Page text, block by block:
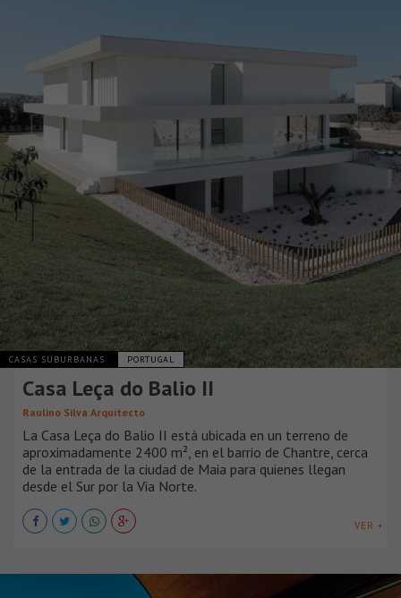
CASAS SUBURBANAS PORTUGAL
Casa Leça do Balio II
Raulino Silva Arquitecto
La Casa Leça do Balio II está ubicada en un terreno de
aproximadamente 2400 m², en el barrio de Chantre, cerca
de la entrada de la ciudad de Maia para quienes llegan
desde el Sur por la Via Norte.
VER +